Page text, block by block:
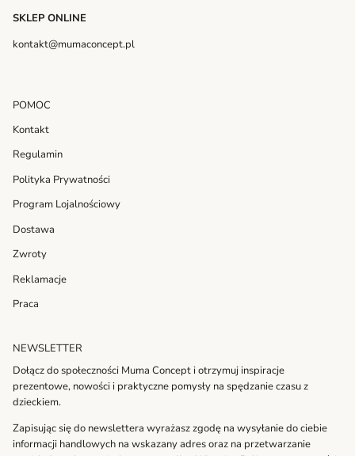
SKLEP ONLINE
kontakt@mumaconcept.pl
POMOC
Kontakt
Regulamin
Polityka Prywatności
Program Lojalnościowy
Dostawa
Zwroty
Reklamacje
Praca
NEWSLETTER
Dołącz do społeczności Muma Concept i otrzymuj inspiracje
prezentowe, nowości i praktyczne pomysły na spędzanie czasu z
dzieckiem.
Zapisując się do newslettera wyrażasz zgodę na wysyłanie do ciebie
informacji handlowych na wskazany adres oraz na przetwarzanie